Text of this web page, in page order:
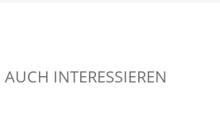
INTERESSIEREN